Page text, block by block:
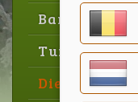
Barbecue
Tuin
Dier